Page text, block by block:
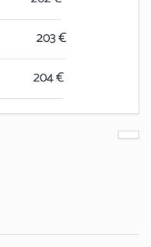
203 €
204 €